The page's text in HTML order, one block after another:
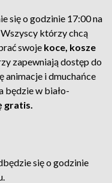
się o godzinie 17:00 na
którzy chcą
swoje koce, kosze
zapewniają dostęp do
animacje i dmuchańce
będzie w biało-
gratis.
się o godzinie